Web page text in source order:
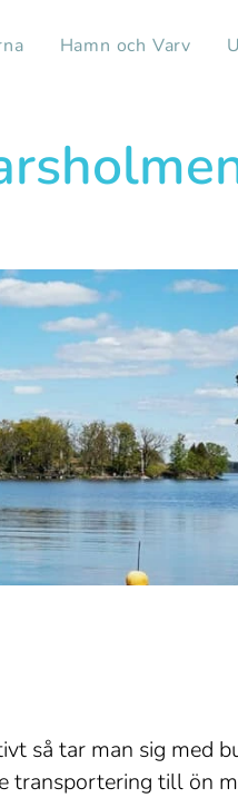
Hamn och Varv
så tar man sig med
transportering till ön